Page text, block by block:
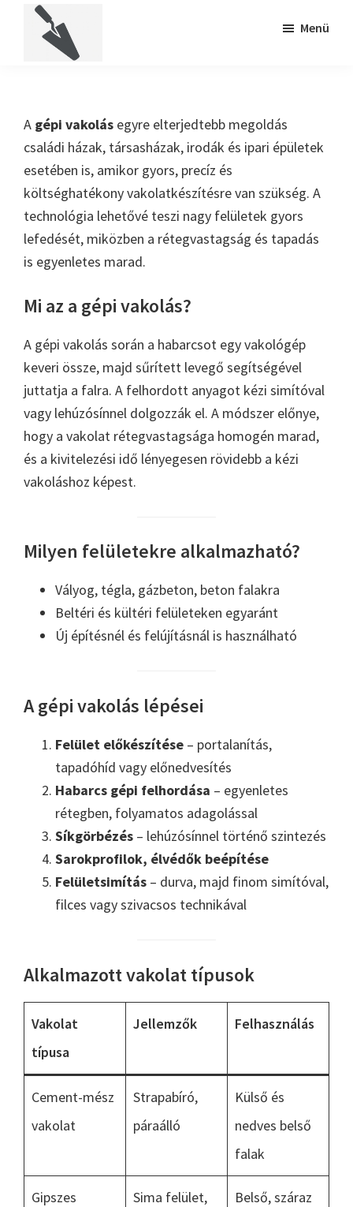
Ugrás
Menü
A gépi vakolás egyre elterjedtebb megoldás
családi házak, társasházak, irodák és ipari épületek
esetében is, amikor gyors, precíz és
költséghatékony vakolatkészítésre van szükség. A
technológia lehetővé teszi nagy felületek gyors
lefedését, miközben a rétegvastagság és tapadás
is egyenletes marad.
Mi az a gépi vakolás?
A gépi vakolás során a habarcsot egy vakológép
keveri össze, majd sűrített levegő segítségével
juttatja a falra. A felhordott anyagot kézi simítóval
vagy lehúzósínnel dolgozzák el. A módszer előnye,
hogy a vakolat rétegvastagsága homogén marad,
és a kivitelezési idő lényegesen rövidebb a kézi
vakoláshoz képest.
Milyen felületekre alkalmazható?
Vályog, tégla, gázbeton, beton falakra
Beltéri és kültéri felületeken egyaránt
Új építésnél és felújításnál is használható
A gépi vakolás lépései
Felület előkészítése – portalanítás,
tapadóhíd vagy előnedvesítés
Habarcs gépi felhordása – egyenletes
rétegben, folyamatos adagolással
Síkgörbézés – lehúzósínnel történő szintezés
Sarokprofilok, élvédők beépítése
Felületsimítás – durva, majd finom simítóval,
filces vagy szivacsos technikával
Alkalmazott vakolat típusok
Vakolat
típusa
Jellemzők Felhasználás
Cement-mész
vakolat
Strapabíró,
páraálló
Külső és
nedves belső
falak
Gipszes
Sima felület,
Belső, száraz